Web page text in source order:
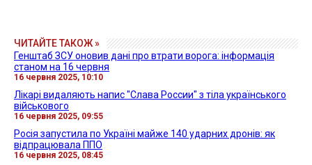
ЧИТАЙТЕ ТАКОЖ »
Генштаб ЗСУ оновив дані про втрати ворога: інформація
станом на 16 червня
16 червня 2025, 10:10
Лікарі видаляють напис "Слава России" з тіла українського
військового
16 червня 2025, 09:55
Росія запустила по Україні майже 140 ударних дронів: як
відпрацювала ППО
16 червня 2025, 08:45